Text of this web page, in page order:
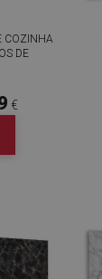
COZINHA
DE
€